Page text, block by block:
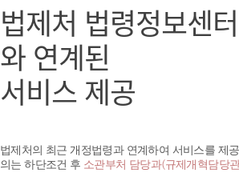
법제처 법령정보센터
와 연계된
서비스 제공
법제처의 최근 개정법령과 연계하여 서비스를 제
의는 하단조건 후 소관부처 담당과(규제개혁담당